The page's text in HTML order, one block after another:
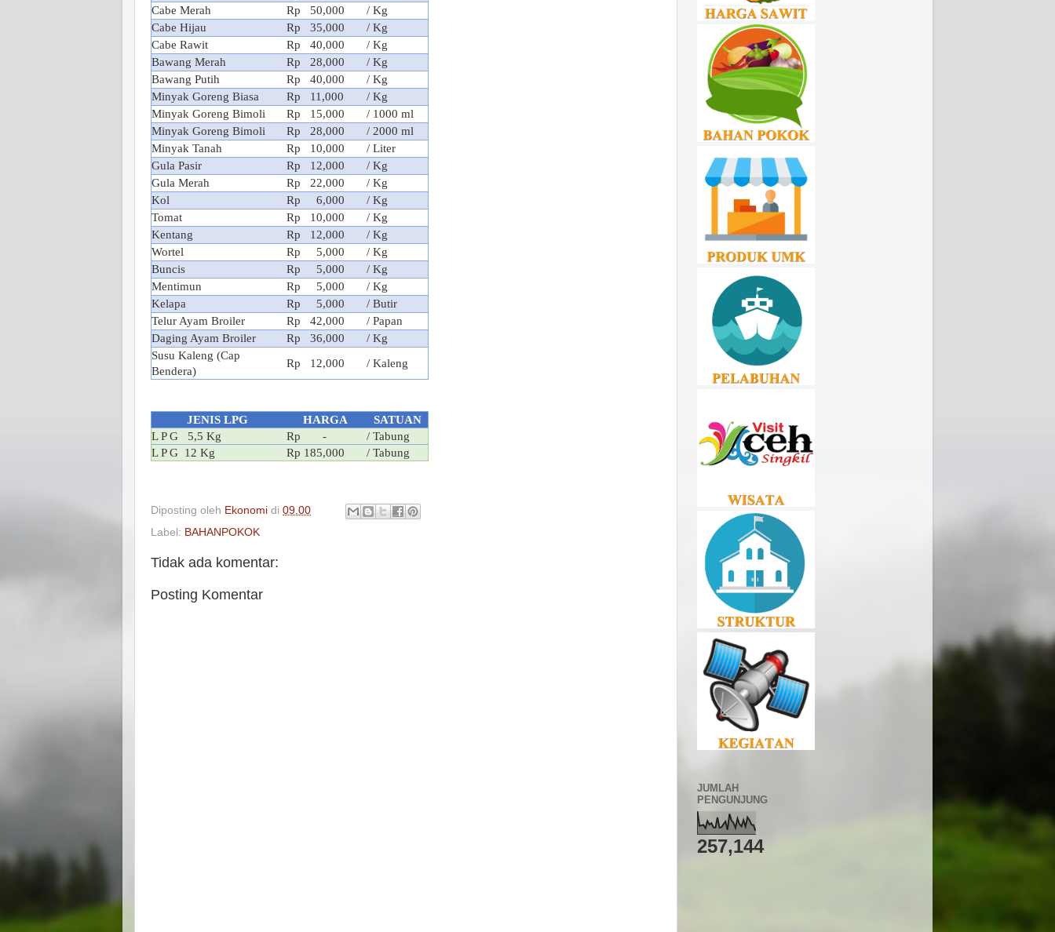
Cabe Merah
Rp 50,000
/ Kg
Cabe Hijau
Rp 35,000
/ Kg
Cabe Rawit
Rp 40,000
/ Kg
Bawang Merah
Rp 28,000
/ Kg
Bawang Putih
Rp 40,000
/ Kg
Minyak Goreng Biasa
Rp 11,000
/ Kg
Minyak Goreng Bimoli
Rp 15,000
/ 1000 ml
Minyak Goreng Bimoli
Rp 28,000
/ 2000 ml
Minyak Tanah
Rp 10,000
/ Liter
Gula Pasir
Rp 12,000
/ Kg
Gula Merah
Rp 22,000
/ Kg
Kol
Rp 6,000
/ Kg
Tomat
Rp 10,000
/ Kg
Kentang
Rp 12,000
/ Kg
Wortel
Rp 5,000
/ Kg
Buncis
Rp 5,000
/ Kg
Mentimun
Rp 5,000
/ Kg
Kelapa
Rp 5,000
/ Butir
Telur Ayam Broiler
Rp 42,000
/ Papan
Daging Ayam Broiler
Rp 36,000
/ Kg
Susu Kaleng (Cap
Bendera)
Rp 12,000 / Kaleng
JENIS LPG HARGA
SATUAN
L P G 5,5 Kg
Rp -
/ Tabung
L P G 12 Kg
Rp 185,000 / Tabung
Diposting oleh Ekonomi di 09.00
Label: BAHANPOKOK
Tidak ada komentar:
Posting Komentar
JUMLAH
PENGUNJUNG
257,144